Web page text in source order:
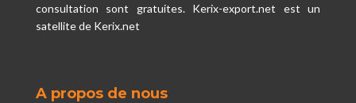
consultation sont gratuites. Kerix-export.net est un
satellite de Kerix.net
A propos de nous